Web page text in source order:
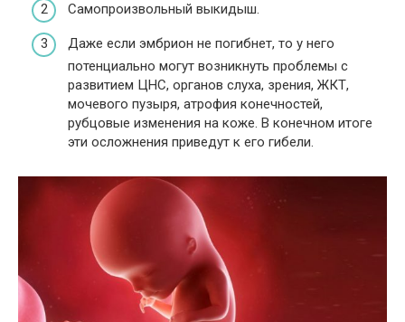
Самопроизвольный выкидыш.
Даже если эмбрион не погибнет, то у него
потенциально могут возникнуть проблемы с
развитием ЦНС, органов слуха, зрения, ЖКТ,
мочевого пузыря, атрофия конечностей,
рубцовые изменения на коже. В конечном итоге
эти осложнения приведут к его гибели.